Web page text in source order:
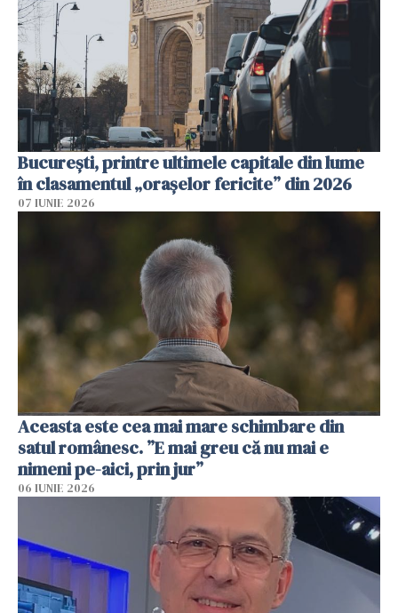
București, printre ultimele capitale din lume
în clasamentul „orașelor fericite” din 2026
07 IUNIE 2026
Aceasta este cea mai mare schimbare din
satul românesc. ”E mai greu că nu mai e
nimeni pe-aici, prin jur”
06 IUNIE 2026